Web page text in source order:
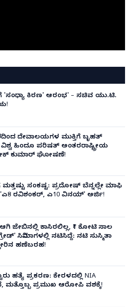
'ಸಂಧ್ಯಾ ಕಿರಣ' ಆರಂಭ' – ಸಚಿವ ಯು.ಟಿ.
ದೇವಾಲಯಗಳ ಮುಕ್ತಿಗೆ ಬೃಹತ್
ಹಿಂದೂ ಪರಿಷತ್ ಅಂತರರಾಷ್ಟ್ರೀಯ
ಕುಮಾರ್ ಘೋಷಣೆ!
ಸಂಕಷ್ಟ: ಪ್ರದೋಷ್ ಬೆನ್ನಲ್ಲೇ ಮಾಫಿ
'ಎ8 ರವಿಶಂಕರ್, ಎ10 ವಿನಯ್' ಅರ್ಜಿ!
ಜೇಬಿನಲ್ಲಿ ಕಾಸಿರಲಿಲ್ಲ, ₹1 ಕೋಟಿ ಸಾಲ
ಸಿನಿಮಾಗಳಲ್ಲಿ ನಟಿಸಿದ್ದೆ: ನಟಿ ಸುಸ್ಮಿತಾ
ಹಣೆಬರಹ!
ಹತ್ಯೆ ಪ್ರಕರಣ: ಕೇರಳದಲ್ಲಿ NIA
ಮತ್ತೊಬ್ಬ ಪ್ರಮುಖ ಆರೋಪಿ ವಶಕ್ಕೆ!